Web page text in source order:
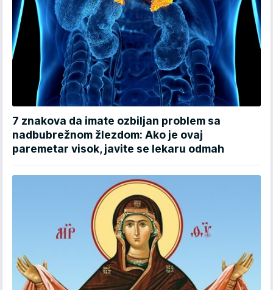
7 znakova da imate ozbiljan problem sa
nadbubrežnom žlezdom: Ako je ovaj
paremetar visok, javite se lekaru odmah